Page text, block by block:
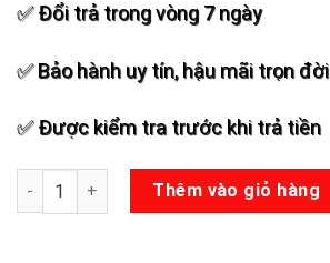
✅ Đổi trả trong vòng 7 ngày
✅ Bảo hành uy tín, hậu mãi trọn đời
✅ Được kiểm tra trước khi trả tiền
Loa kéo Acnos Ksnet 450 số lượng
Thêm vào giỏ hàng